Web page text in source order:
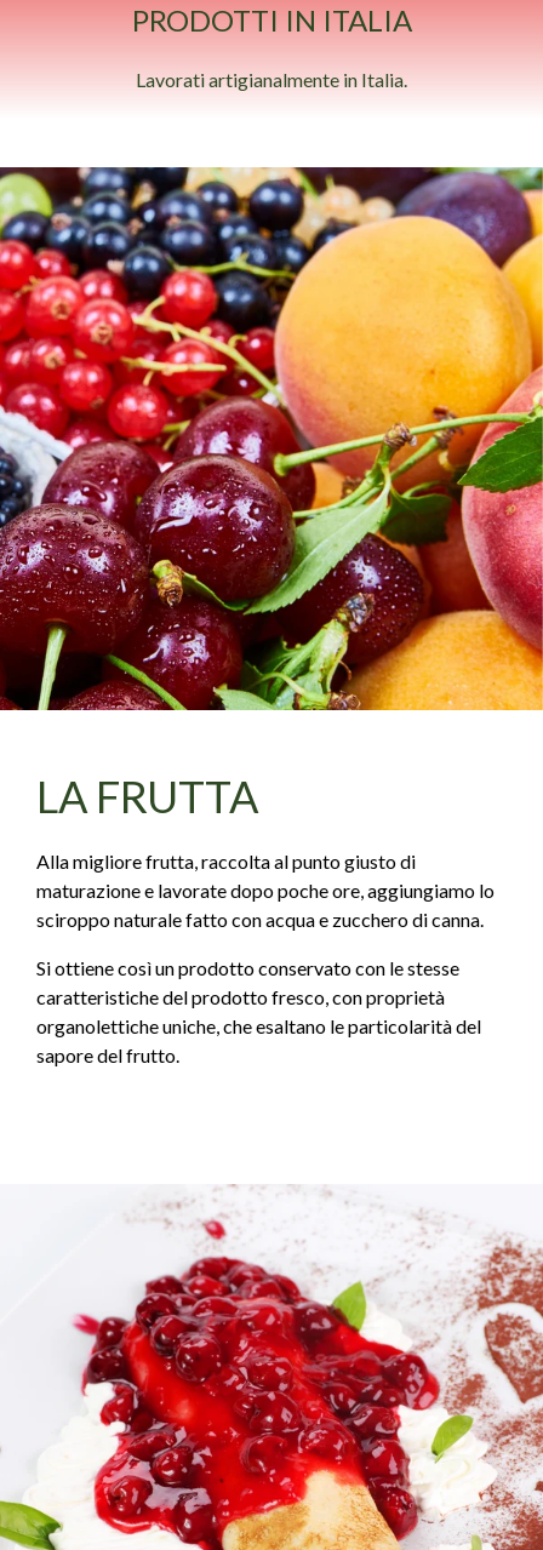
PRODOTTI IN ITALIA
Lavorati artigianalmente in Italia.
LA FRUTTA
Alla migliore frutta, raccolta al punto giusto di
maturazione e lavorate dopo poche ore, aggiungiamo lo
sciroppo naturale fatto con acqua e zucchero di canna.
Si ottiene così un prodotto conservato con le stesse
caratteristiche del prodotto fresco, con proprietà
organolettiche uniche, che esaltano le particolarità del
sapore del frutto.